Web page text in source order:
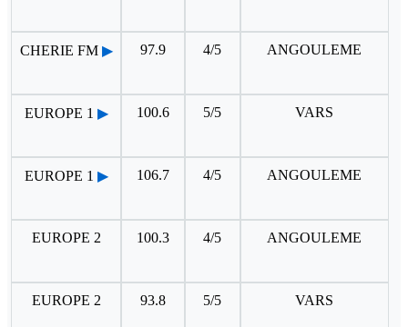
CHERIE FM ▶ 97.9 4/5 ANGOULEME
EUROPE 1 ▶ 100.6 5/5 VARS
EUROPE 1 ▶ 106.7 4/5 ANGOULEME
EUROPE 2 100.3 4/5 ANGOULEME
EUROPE 2 93.8 5/5 VARS